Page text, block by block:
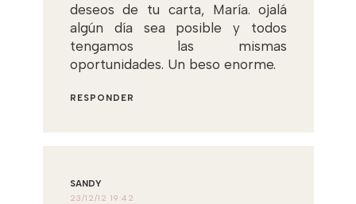
deseos de tu carta, María. ojalá
algún día sea posible y todos
tengamos las mismas
oportunidades. Un beso enorme.
RESPONDER
SANDY
23/12/12 19:42